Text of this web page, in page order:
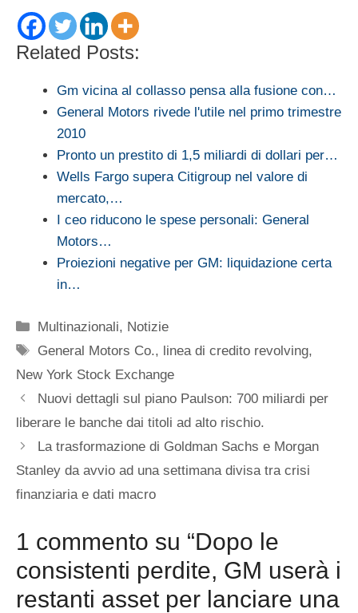
Related Posts:
Gm vicina al collasso pensa alla fusione con…
General Motors rivede l'utile nel primo trimestre
2010
Pronto un prestito di 1,5 miliardi di dollari per…
Wells Fargo supera Citigroup nel valore di
mercato,…
I ceo riducono le spese personali: General
Motors…
Proiezioni negative per GM: liquidazione certa
in…
Categorie
Multinazionali, Notizie
Tag
General Motors Co., linea di credito revolving,
New York Stock Exchange
Nuovi dettagli sul piano Paulson: 700 miliardi per
liberare le banche dai titoli ad alto rischio.
La trasformazione di Goldman Sachs e Morgan
Stanley da avvio ad una settimana divisa tra crisi
finanziaria e dati macro
1 commento su “Dopo le
consistenti perdite, GM userà i
restanti asset per lanciare una